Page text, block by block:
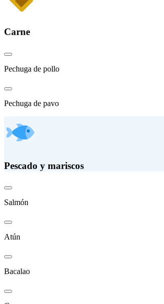
Carne
Pechuga de pollo
Pechuga de pavo
Pescado y mariscos
Salmón
Atún
Bacalao